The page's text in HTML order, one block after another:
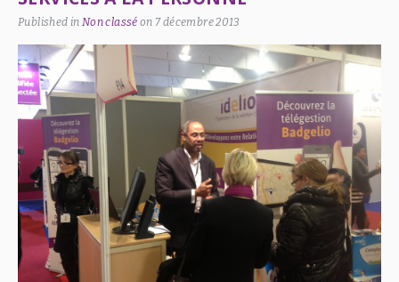
Published in Non classé on 7 décembre 2013